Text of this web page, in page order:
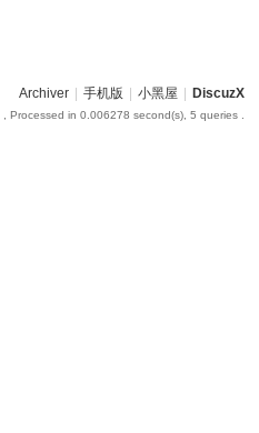
Archiver 手机版 小黑屋 DiscuzX
, Processed in 0.006278 second(s), 5 queries .